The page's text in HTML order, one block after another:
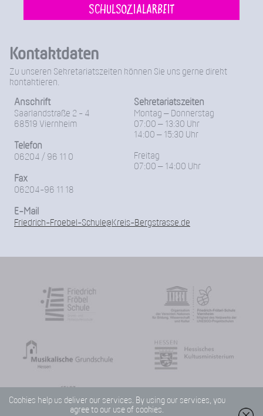
Schulsozialarbeit
Kontaktdaten
Zu unseren Sekretariatszeiten können Sie uns gerne direkt
kontaktieren.
Anschrift
Saarlandstraße 2 - 4
68519 Viernheim
Telefon
06204 / 96 11 0
Fax
06204-96 11 18
Sekretariatszeiten
Montag – Donnerstag
07:00 – 13:30 Uhr
14:00 – 15:30 Uhr
Freitag
07:00 – 14:00 Uhr
E-Mail
Friedrich-Froebel-Schule@Kreis-Bergstrasse.de
Cookies help us deliver our services. By using our services, you
agree to our use of cookies.